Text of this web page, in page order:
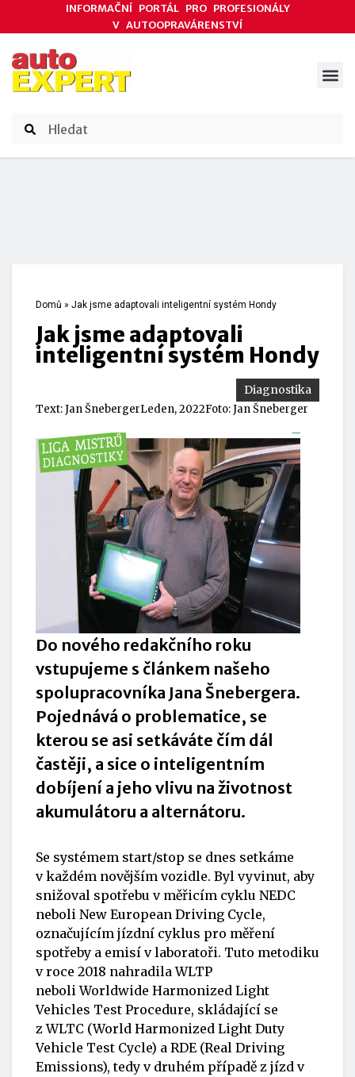
INFORMAČNÍ PORTÁL PRO PROFESIONÁLY
V AUTOOPRAVÁRENSTVÍ
Domů » Jak jsme adaptovali inteligentní systém Hondy
Jak jsme adaptovali
inteligentní systém Hondy
Diagnostika
Text:Jan ŠnebergerLeden, 2022Foto: Jan Šneberger
Do nového redakčního roku
vstupujeme s článkem našeho
spolupracovníka Jana Šnebergera.
Pojednává o problematice, se
kterou se asi setkáváte čím dál
častěji, a sice o inteligentním
dobíjení a jeho vlivu na životnost
akumulátoru a alternátoru.
Se systémem start/stop se dnes setkáme
v každém novějším vozidle. Byl vyvinut, aby
snižoval spotřebu v měřicím cyklu NEDC
neboli New European Driving Cycle,
označujícím jízdní cyklus pro měření
spotřeby a emisí v laboratoři. Tuto metodiku
v roce 2018 nahradila WLTP
neboli Worldwide Harmonized Light
Vehicles Test Procedure, skládající se
z WLTC (World Harmonized Light Duty
Vehicle Test Cycle) a RDE (Real Driving
Emissions), tedy v druhém případě z jízd v